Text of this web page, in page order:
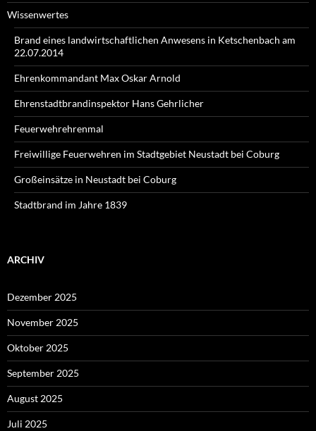
Wissenwertes
Brand eines landwirtschaftlichen Anwesens in Ketschenbach am
22.07.2014
Ehrenkommandant Max Oskar Arnold
Ehrenstadtbrandinspektor Hans Gehrlicher
Feuerwehrehrenmal
Freiwillige Feuerwehren im Stadtgebiet Neustadt bei Coburg
Großeinsätze in Neustadt bei Coburg
Stadtbrand im Jahre 1839
ARCHIV
Dezember 2025
November 2025
Oktober 2025
September 2025
August 2025
Juli 2025